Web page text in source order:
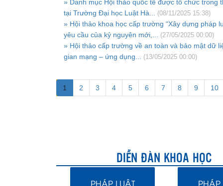
» Danh mục Hội thảo quốc tế được tổ chức trong
tại Trường Đại học Luật Hà...
(08/11/2025 15:38)
» Hội thảo khoa học cấp trường “Xây dựng pháp
yêu cầu của kỷ nguyên mới,...
(27/05/2025 00:00)
» Hội thảo cấp trường về an toàn và bảo mật dữ
gian mạng – ứng dụng...
(13/05/2025 00:00)
1 2 3 4 5 6 7 8 9 10
DIỄN ĐÀN KHOA HỌC
PHÁP LUẬT
PHÁP